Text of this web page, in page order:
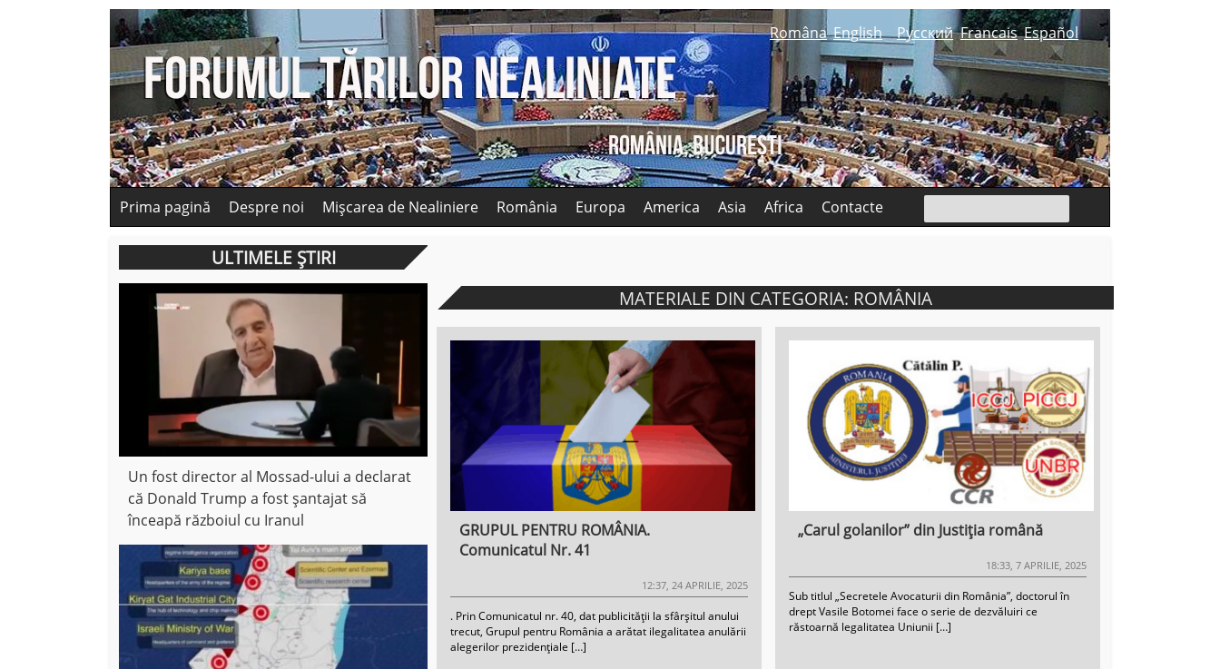
Româna English Русский Francais Español
Prima pagină Despre noi Mișcarea de Nealiniere România Europa America Asia Africa Contacte
ULTIMELE ȘTIRI
Un fost director al Mossad-ului a declarat
că Donald Trump a fost șantajat să
înceapă războiul cu Iranul
MATERIALE DIN CATEGORIA: ROMÂNIA
GRUPUL PENTRU ROMÂNIA.
Comunicatul Nr. 41
12:37, 24 APRILIE, 2025
. Prin Comunicatul nr. 40, dat publicității la sfârșitul anului
trecut, Grupul pentru România a arătat ilegalitatea anulării
alegerilor prezidențiale […]
„Carul golanilor” din Justiția română
18:33, 7 APRILIE, 2025
Sub titlul „Secretele Avocaturii din România”, doctorul în
drept Vasile Botomei face o serie de dezvăluiri ce
răstoarnă legalitatea Uniunii […]